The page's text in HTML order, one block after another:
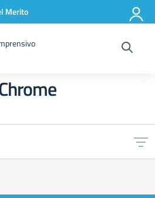
Merito